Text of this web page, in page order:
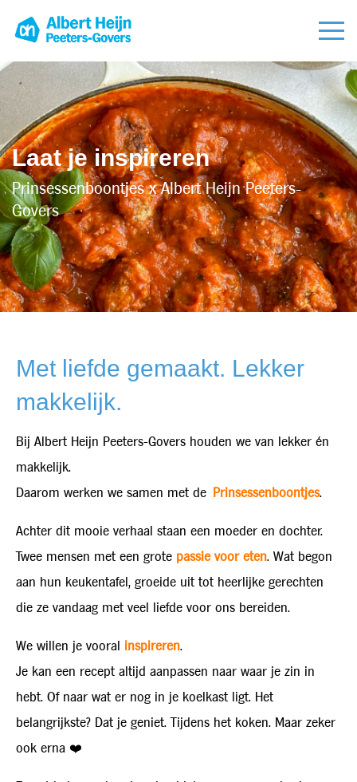
Laat je inspireren
Prinsessenboontjes x Albert Heijn Peeters-
Govers
Met liefde gemaakt. Lekker
makkelijk.
Bij Albert Heijn Peeters-Govers houden we van lekker én
makkelijk.
Daarom werken we samen met de Prinsessenboontjes.
Achter dit mooie verhaal staan een moeder en dochter.
Twee mensen met een grote passie voor eten. Wat begon
aan hun keukentafel, groeide uit tot heerlijke gerechten
die ze vandaag met veel liefde voor ons bereiden.
We willen je vooral inspireren.
Je kan een recept altijd aanpassen naar waar je zin in
hebt. Of naar wat er nog in je koelkast ligt. Het
belangrijkste? Dat je geniet. Tijdens het koken. Maar zeker
ook erna ❤️